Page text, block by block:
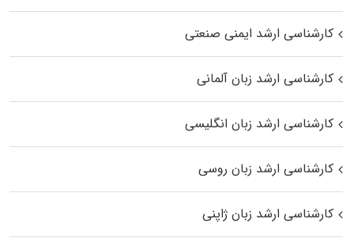
کارشناسی ارشد ایمنی صنعتی
کارشناسی ارشد زبان آلمانی
کارشناسی ارشد زبان انگلیسی
کارشناسی ارشد زبان روسی
کارشناسی ارشد زبان ژاپنی